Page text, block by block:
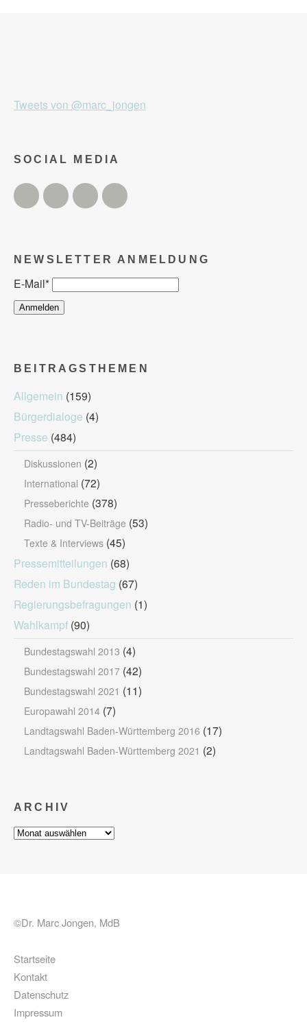
Tweets von @marc_jongen
SOCIAL MEDIA
Twitter FacebookInstagram
NEWSLETTER ANMELDUNG
E-Mail*
BEITRAGSTHEMEN
Allgemein (159)
Bürgerdialoge (4)
Presse (484)
Diskussionen (2)
International (72)
Presseberichte (378)
Radio- und TV-Beiträge (53)
Texte & Interviews (45)
Pressemitteilungen (68)
Reden im Bundestag (67)
Regierungsbefragungen (1)
Wahlkampf (90)
Bundestagswahl 2013 (4)
Bundestagswahl 2017 (42)
Bundestagswahl 2021 (11)
Europawahl 2014 (7)
Landtagswahl Baden-Württemberg 2016 (17)
Landtagswahl Baden-Württemberg 2021 (2)
ARCHIV
Archiv
©Dr. Marc Jongen, MdB
Startseite
Kontakt
Datenschutz
Impressum